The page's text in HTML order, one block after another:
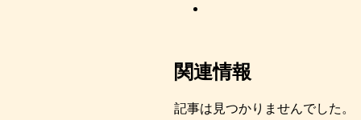
関連情報
記事は見つかりませんでした。